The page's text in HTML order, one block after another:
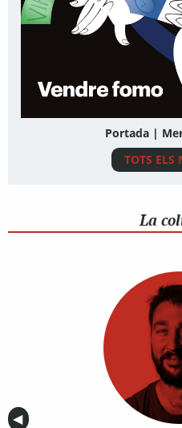
Portada |
TOTS ELS
La
Anterior
◀︎